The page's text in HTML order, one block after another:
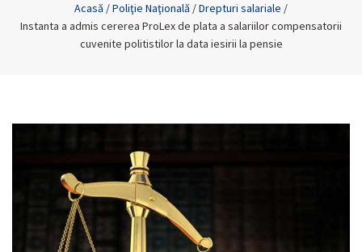
Acasă /Poliţie Naţională /Drepturi salariale /
Instanta a admis cererea ProLex de plata a salariilor compensatorii
cuvenite politistilor la data iesirii la pensie